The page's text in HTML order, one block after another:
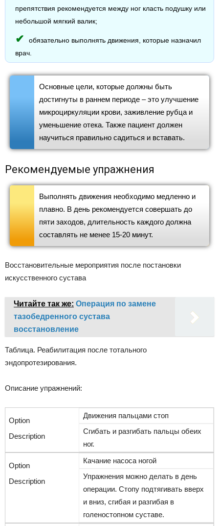
препятствия рекомендуется между ног класть подушку или
небольшой мягкий валик;
обязательно выполнять движения, которые назначил
врач.
Основные цели, которые должны быть
достигнуты в раннем периоде – это улучшение
микроциркуляции крови, заживление рубца и
уменьшение отека. Также пациент должен
научиться правильно садиться и вставать.
Рекомендуемые упражнения
Выполнять движения необходимо медленно и
плавно. В день рекомендуется совершать до
пяти заходов, длительность каждого должна
составлять не менее 15-20 минут.
Восстановительные мероприятия после постановки
искусственного сустава
Читайте так же: Операция по замене
тазобедренного сустава
восстановление
Таблица. Реабилитация после тотального
эндопротезирования.
Описание упражнений:
Движения пальцами стоп
Сгибать и разгибать пальцы обеих
ног.
Качание насоса ногой
Упражнения можно делать в день
операции. Стопу подтягивать вверх
и вниз, сгибая и разгибая в
голеностопном суставе.